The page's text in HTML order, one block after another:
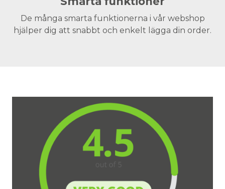
De många smarta funktionerna i vår webshop
hjälper dig att snabbt och enkelt lägga din order.